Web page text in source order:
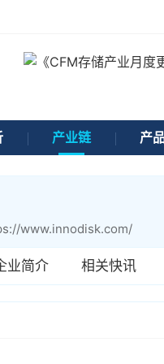
产业链 产
www.innodisk.com/
业简介 相关快讯